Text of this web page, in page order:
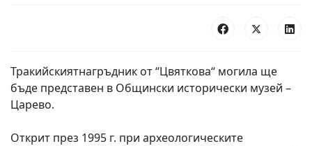
Тракийскиятнагръдник от “Цвяткова“ могила ще
бъде представен в Общински исторически музей –
Царево.
Открит през 1995 г. при археологическите